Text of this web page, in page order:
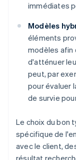
immédiates
Modèles
éléments
modèles
d'atténuer
peut, par
pour évaluer
de survie
Le choix du bon
spécifique de
avec le client,